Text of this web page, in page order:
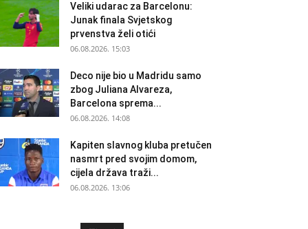
Veliki udarac za Barcelonu:
Junak finala Svjetskog
prvenstva želi otići
06.08.2026. 15:03
Deco nije bio u Madridu samo
zbog Juliana Alvareza,
Barcelona sprema...
06.08.2026. 14:08
Kapiten slavnog kluba pretučen
nasmrt pred svojim domom,
cijela država traži...
06.08.2026. 13:06